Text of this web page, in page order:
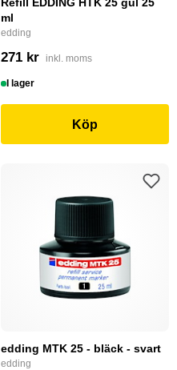
ml
edding
271 kr inkl. moms
I lager
Köp
edding MTK 25 - bläck - svart
edding